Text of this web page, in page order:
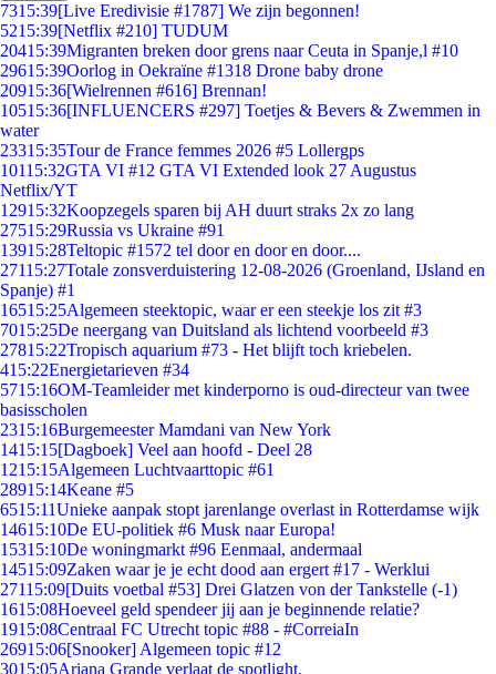
7315:39[Live Eredivisie #1787] We zijn begonnen!
5215:39[Netflix #210] TUDUM
20415:39Migranten breken door grens naar Ceuta in Spanje,l #10
29615:39Oorlog in Oekraïne #1318 Drone baby drone
20915:36[Wielrennen #616] Brennan!
10515:36[INFLUENCERS #297] Toetjes & Bevers & Zwemmen in
water
23315:35Tour de France femmes 2026 #5 Lollergps
10115:32GTA VI #12 GTA VI Extended look 27 Augustus
Netflix/YT
12915:32Koopzegels sparen bij AH duurt straks 2x zo lang
27515:29Russia vs Ukraine #91
13915:28Teltopic #1572 tel door en door en door....
27115:27Totale zonsverduistering 12-08-2026 (Groenland, IJsland en
Spanje) #1
16515:25Algemeen steektopic, waar er een steekje los zit #3
7015:25De neergang van Duitsland als lichtend voorbeeld #3
27815:22Tropisch aquarium #73 - Het blijft toch kriebelen.
415:22Energietarieven #34
5715:16OM-Teamleider met kinderporno is oud-directeur van twee
basisscholen
2315:16Burgemeester Mamdani van New York
1415:15[Dagboek] Veel aan hoofd - Deel 28
1215:15Algemeen Luchtvaarttopic #61
28915:14Keane #5
6515:11Unieke aanpak stopt jarenlange overlast in Rotterdamse wijk
14615:10De EU-politiek #6 Musk naar Europa!
15315:10De woningmarkt #96 Eenmaal, andermaal
14515:09Zaken waar je je echt dood aan ergert #17 - Werklui
27115:09[Duits voetbal #53] Drei Glatzen von der Tankstelle (-1)
1615:08Hoeveel geld spendeer jij aan je beginnende relatie?
1915:08Centraal FC Utrecht topic #88 - #CorreiaIn
26915:06[Snooker] Algemeen topic #12
3015:05Ariana Grande verlaat de spotlight.